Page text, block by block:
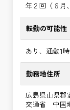
年２回（６月
転勤の可能性
あり、通勤1
勤務地住所
広島県山県
交通省 中国